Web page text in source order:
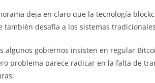
deja en claro que la tecnología
también desafía a los sistemas
algunos gobiernos insisten en regular
problema parece radicar en la falta de